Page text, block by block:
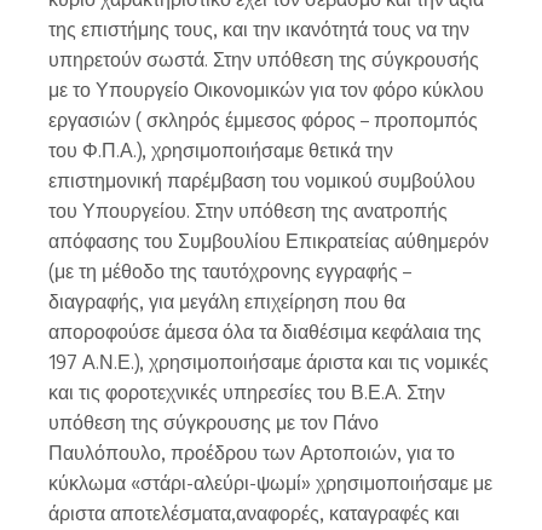
της επιστήμης τους, και την ικανότητά τους να την
υπηρετούν σωστά. Στην υπόθεση της σύγκρουσής
με το Υπουργείο Οικονομικών για τον φόρο κύκλου
εργασιών ( σκληρός έμμεσος φόρος – προπομπός
του Φ.Π.Α.), χρησιμοποιήσαμε θετικά την
επιστημονική παρέμβαση του νομικού συμβούλου
του Υπουργείου. Στην υπόθεση της ανατροπής
απόφασης του Συμβουλίου Επικρατείας αύθημερόν
(με τη μέθοδο της ταυτόχρονης εγγραφής –
διαγραφής, για μεγάλη επιχείρηση που θα
αποροφούσε άμεσα όλα τα διαθέσιμα κεφάλαια της
197 Α.Ν.Ε.), χρησιμοποιήσαμε άριστα και τις νομικές
και τις φοροτεχνικές υπηρεσίες του Β.Ε.Α. Στην
υπόθεση της σύγκρουσης με τον Πάνο
Παυλόπουλο, προέδρου των Αρτοποιών, για το
κύκλωμα «στάρι-αλεύρι-ψωμί» χρησιμοποιήσαμε με
άριστα αποτελέσματα,αναφορές, καταγραφές και